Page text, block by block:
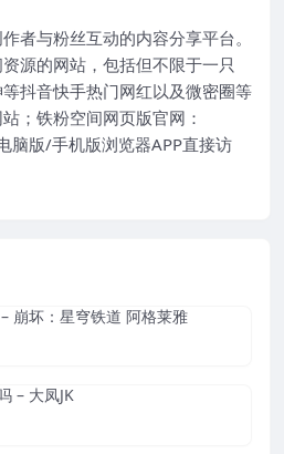
者与粉丝互动的内容分享平台。
源的网站，包括但不限于一只
抖音快手热门网红以及微密圈等
；铁粉空间网页版官网：
版/手机版浏览器APP直接访
崩坏：星穹铁道 阿格莱雅
– 大凤JK